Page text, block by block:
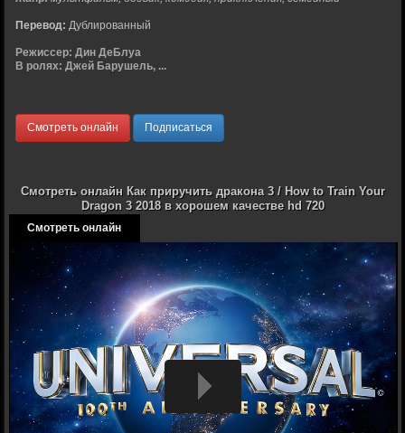
Перевод: Дублированный
Режиссер: Дин ДеБлуа
В ролях: Джей Барушель, ...
Смотреть онлайн Подписаться
Смотреть онлайн Как приручить дракона 3 / How to Train Your
Dragon 3 2018 в хорошем качестве hd 720
Смотреть онлайн